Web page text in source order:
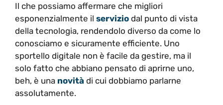
Il che possiamo affermare che migliori
esponenzialmente il servizio dal punto di vista
della tecnologia, rendendolo diverso da come lo
conosciamo e sicuramente efficiente. Uno
sportello digitale non è facile da gestire, ma il
solo fatto che abbiano pensato di aprirne uno,
beh, è una novità di cui dobbiamo parlarne
assolutamente.